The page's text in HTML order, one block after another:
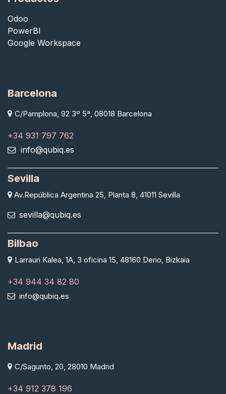
Odoo
PowerBI
Google Workspace
Barcelona
C/Pamplona, 92 3º 5ª, 08018 Barcelona
+34 931 797 762
info@qubiq.es
Sevilla
Av.República Argentina 25, Planta 8, 41011 Sevilla
sevilla@qubiq.es
Bilbao
Larrauri Kalea, 1A, 3 oficina 15, 48160 Derio, Bizkaia
+34 944 34 82 80
info@qubiq.es
Madrid
C/Sagunto, 20, 28010 Madrid
+34 912 378 196